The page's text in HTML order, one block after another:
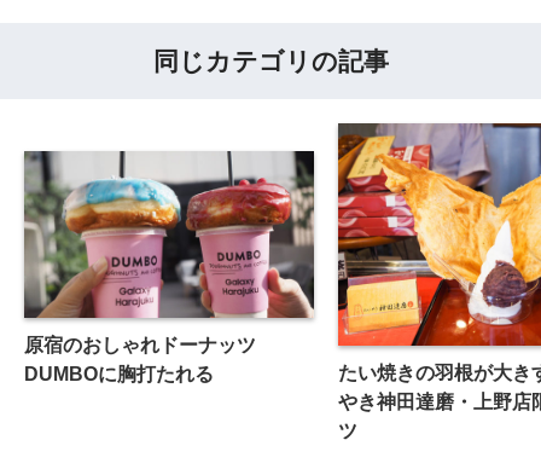
同じカテゴリの記事
原宿のおしゃれドーナッツ
DUMBOに胸打たれる
たい焼きの羽根が大き
やき神田達磨・上野店
ツ